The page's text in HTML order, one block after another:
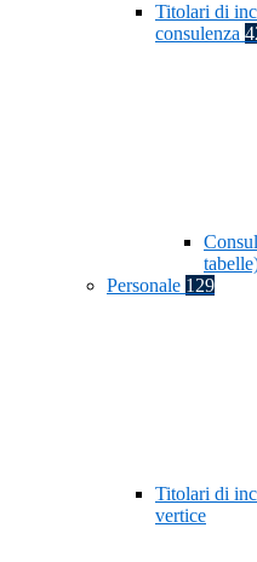
Titolari di
consulenza
Personale 129
Titolari di
vertice